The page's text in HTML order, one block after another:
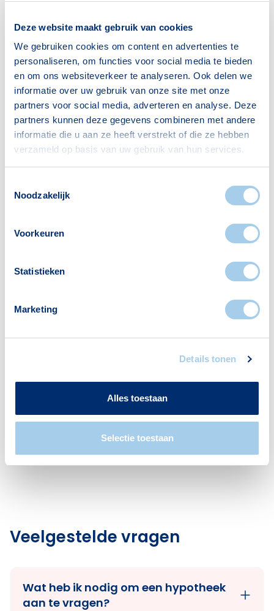
Deze website maakt gebruik van cookies
We gebruiken cookies om content en advertenties te
personaliseren, om functies voor social media te bieden
en om ons websiteverkeer te analyseren. Ook delen we
informatie over uw gebruik van onze site met onze
partners voor social media, adverteren en analyse. Deze
partners kunnen deze gegevens combineren met andere
informatie die u aan ze heeft verstrekt of die ze hebben
verzameld op basis van uw gebruik van hun services.
Noodzakelijk
Voorkeuren
Statistieken
Marketing
Details tonen
Alles toestaan
Selectie toestaan
Gezin zonder kinderen
Gezin met kinderen
447
Bron: CBS
Voorzieningen in Venenlaan-
Supermarkten
1 1
Veelgestelde vragen
Wat heb ik nodig om een hypotheek
aan te vragen?